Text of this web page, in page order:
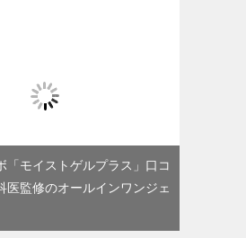
「モイストゲルプラス」口コ
医監修のオールインワンジェ